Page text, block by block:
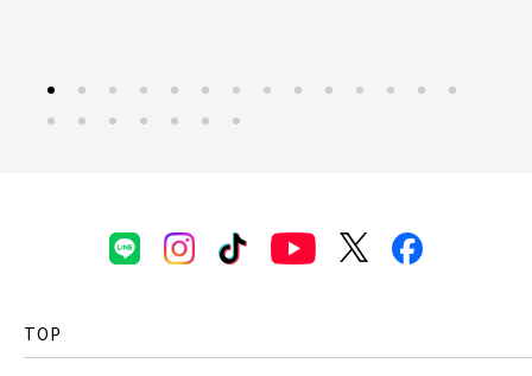
京成本線
三郷市(2)
幸手市(0) 吉川市(0)
TOP